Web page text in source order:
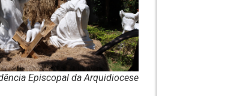
Episcopal da Arquidiocese